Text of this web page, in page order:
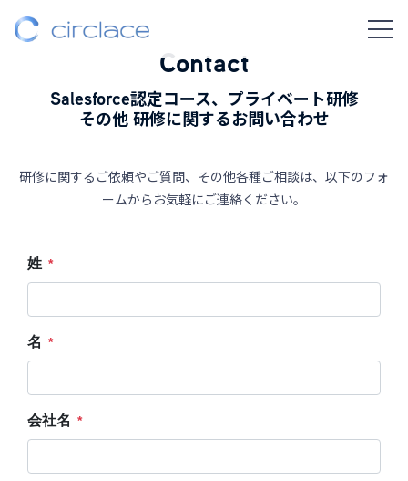
Contact
Salesforce認定コース、 プライベート研修
その他 研修に関するお問い合わせ
研修に関するご依頼やご質問、その他各種ご相談は、以下のフォ
ームからお気軽にご連絡ください。